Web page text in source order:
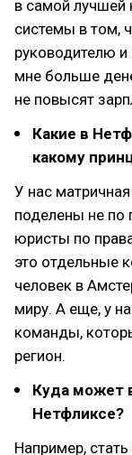
в самой лучшей
системы в том,
руководителю и
мне больше
не повысят
Какие в
какому
У нас
поделены не по
юристы по
это отдельные
человек в
миру. А еще, у
команды,
регион.
Куда может
Нетфликсе?
Например,